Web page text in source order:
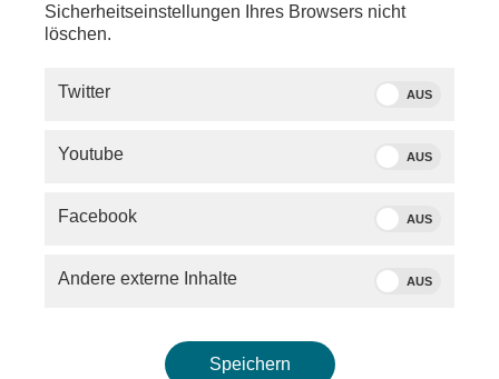
Statements zum Auftakt der Koalitionsverhandlungen
ÄHNLICHE BEITRÄGE
Sicherheitseinstellungen Ihres Browsers nicht
löschen.
Twitter AUS
Youtube AUS
Facebook AUS
Andere externe Inhalte AUS
Speichern